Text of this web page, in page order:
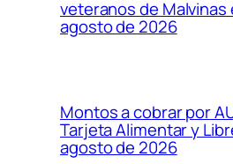
veteranos de Malvinas
agosto de 2026
Montos a cobrar por
Tarjeta Alimentar y
agosto de 2026